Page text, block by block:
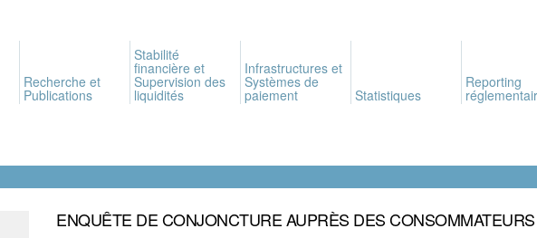
Recherche et
Publications
Stabilité
financière et
Supervision des
liquidités
Infrastructures et
Systèmes de
paiement Statistiques
Reporting
ENQUÊTE DE CONJONCTURE AUPRÈS DES CONSOMMATEURS